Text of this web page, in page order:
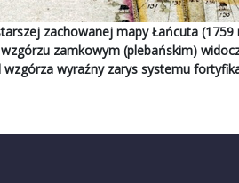
zachowanej mapy Łańcuta
zamkowym (plebańskim)
wzgórza wyraźny zarys systemu